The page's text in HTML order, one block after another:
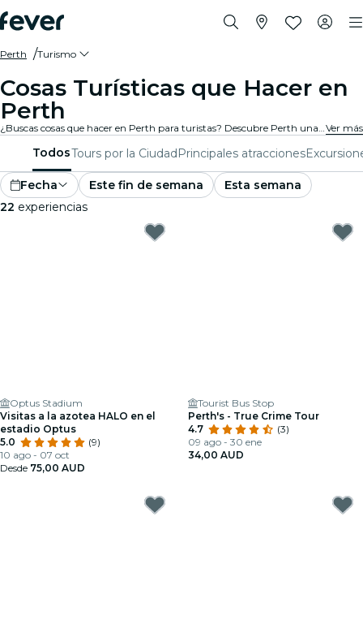
Perth Turismo
Cosas Turísticas que Hacer en
Perth
¿Buscas cosas que hacer en Perth para turistas? Descubre Perth una aventura a la vez con estas emocionantes experiencias diseñadas especialmente para turistas. ¡Descubre lo mejor que hay para hacer!Ver más
TodosTours por la CiudadPrincipales atracciones
Fecha Este fin de semana
Esta semana
22 experiencias
Optus Stadium
Visitas a la azotea HALO en el
estadio Optus
5.0
(9)
10 ago - 07 oct
Desde 75,00 AUD
Tourist Bus Stop
Perth's - True Crime Tour
4.7
(3)
09 ago - 30 ene
34,00 AUD